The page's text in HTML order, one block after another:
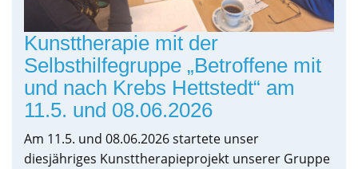
Kunsttherapie mit der
Selbsthilfegruppe „Betroffene mit
und nach Krebs Hettstedt“ am
11.5. und 08.06.2026
Am 11.5. und 08.06.2026 startete unser
diesjähriges Kunsttherapieprojekt unserer Gruppe